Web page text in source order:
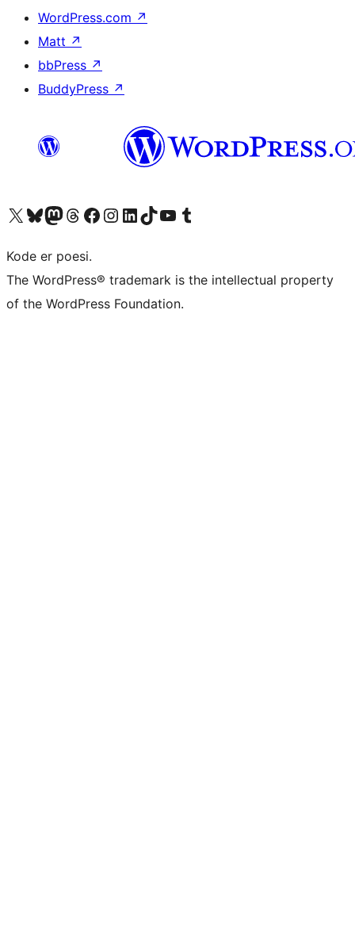
WordPress.com ↗
Matt ↗
bbPress ↗
BuddyPress ↗
Besøk vår konto på X Visit our Bluesky account
Besøk vår Mastodon-konto
Visit our Threads account
Besøk vår Facebook-sideBesøk vår Instagram-konto
Besøk vår LinkedIn-konto
Visit our TikTok account
Visit our YouTube channel
Visit our Tumblr account
Kode er poesi.
The WordPress® trademark is the intellectual property
of the WordPress Foundation.